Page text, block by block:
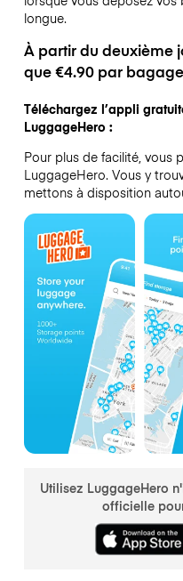
longue.
À partir du deuxième
que €4.90 par
Téléchargez l’appli
LuggageHero :
Pour plus de facilité, vous
LuggageHero. Vous y
mettons à disposition
Utilisez LuggageHero
officielle